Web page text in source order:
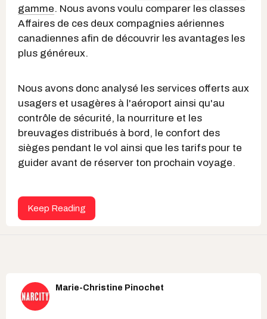
gamme. Nous avons voulu comparer les classes
Affaires de ces deux compagnies aériennes
canadiennes afin de découvrir les avantages les
plus généreux.
Nous avons donc analysé les services offerts aux
usagers et usagères à l'aéroport ainsi qu'au
contrôle de sécurité, la nourriture et les
breuvages distribués à bord, le confort des
sièges pendant le vol ainsi que les tarifs pour te
guider avant de réserver ton prochain voyage.
Keep Reading
Marie-Christine Pinochet